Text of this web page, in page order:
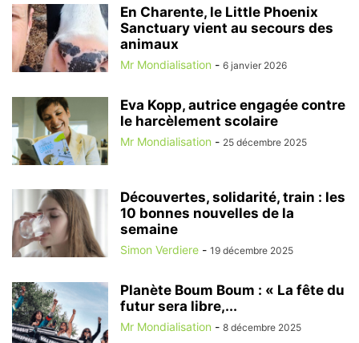
En Charente, le Little Phoenix
Sanctuary vient au secours des
animaux
Mr Mondialisation - 6 janvier 2026
Eva Kopp, autrice engagée contre
le harcèlement scolaire
Mr Mondialisation - 25 décembre 2025
Découvertes, solidarité, train : les
10 bonnes nouvelles de la
semaine
Simon Verdiere - 19 décembre 2025
Planète Boum Boum : « La fête du
futur sera libre,...
Mr Mondialisation - 8 décembre 2025